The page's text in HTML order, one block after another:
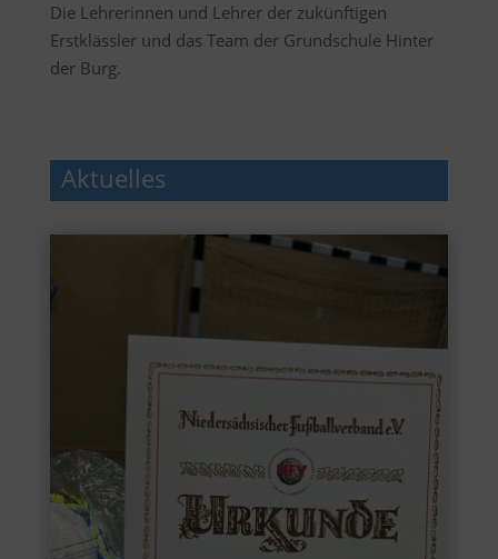
Die Lehrerinnen und Lehrer der zukünftigen
Erstklässler und das Team der Grundschule Hinter
der Burg.
Aktuelles